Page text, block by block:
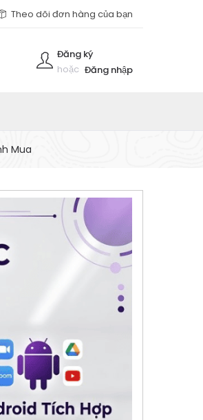
Theo dõi đơn hàng của bạn
Đăng ký
hoặc Đăng nhập
Mua